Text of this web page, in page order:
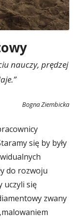
nauczy, prędzej
Bogna Ziembicka
się by były
do rozwoju
uczyli się
zwany